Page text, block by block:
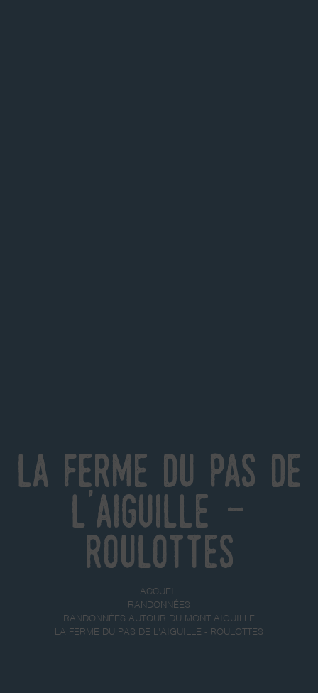
La Ferme du Pas de
l'Aiguille -
Roulottes
ACCUEIL
RANDONNÉES
RANDONNÉES AUTOUR DU MONT AIGUILLE
LA FERME DU PAS DE L'AIGUILLE - ROULOTTES